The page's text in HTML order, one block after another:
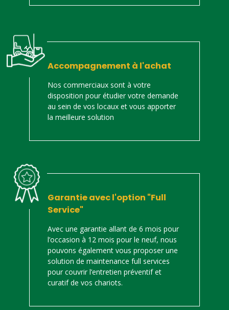
Accompagnement à l'achat
Nos commerciaux sont à votre
disposition pour étudier votre demande
au sein de vos locaux et vous apporter
la meilleure solution
Garantie avec l'option "Full
Service"
Avec une garantie allant de 6 mois pour
l’occasion à 12 mois pour le neuf, nous
pouvons également vous proposer une
solution de maintenance full services
pour couvrir l’entretien préventif et
curatif de vos chariots.